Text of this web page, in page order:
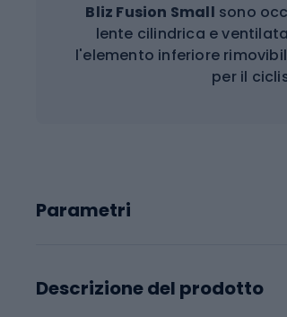
Bliz Fusion Small sono
lente cilindrica e
l'elemento inferiore
per il
Parametri
Descrizione del prodotto